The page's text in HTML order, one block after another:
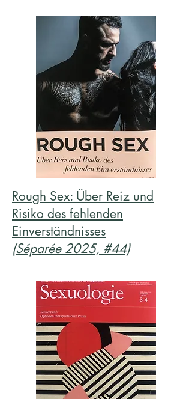
Rough Sex: Über Reiz und
Risiko des fehlenden
Einverständnisses
(Séparée 2025, #44)